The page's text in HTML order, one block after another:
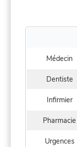
Médecin
Dentiste
Infirmier
Pharmacie
Urgences